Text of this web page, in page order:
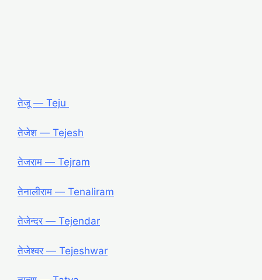
तेजू ― Teju
तेजेश ― Tejesh
तेजराम ― Tejram
तेनालीराम ― Tenaliram
तेजेन्दर ― Tejendar
तेजेश्वर ― Tejeshwar